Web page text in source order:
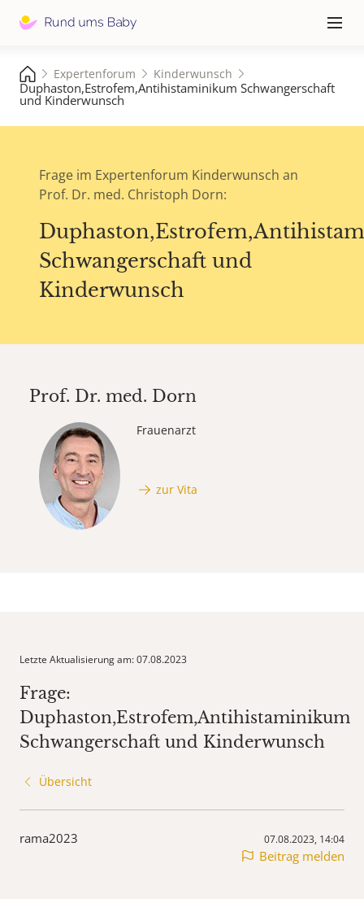
≡
Expertenforum Kinderwunsch
Duphaston,Estrofem,Antihistaminikum Schwangerschaft
und Kinderwunsch
Frage im Expertenforum Kinderwunsch an
Prof. Dr. med. Christoph Dorn:
Schwangerschaft und
Kinderwunsch
Prof. Dr. med. Dorn
Frauenarzt
zur Vita
Letzte Aktualisierung am: 07.08.2023
Frage:
Duphaston,Estrofem,Antihistaminikum
Schwangerschaft und Kinderwunsch
Übersicht
rama2023 07.08.2023, 14:04
Beitrag melden